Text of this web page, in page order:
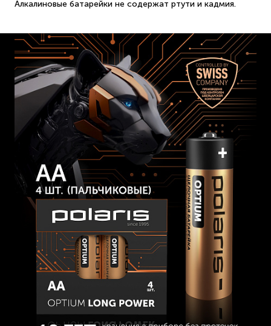
Алкалиновые батарейки не содержат ртути и кадмия.